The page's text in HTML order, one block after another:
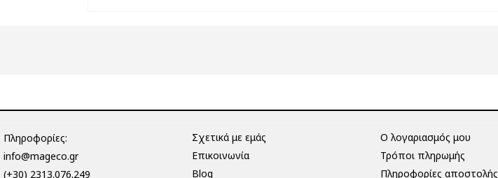
Πληροφορίες:
info@mageco.gr
(+30) 2313.076.249
Σχετικά με εμάς
Επικοινωνία
Blog
Ο λογαριασμός μου
Τρόποι πληρωμής
Πληροφορίες αποστολής